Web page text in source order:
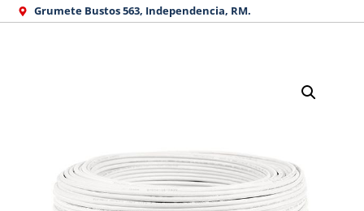
Grumete Bustos 563, Independencia, RM.